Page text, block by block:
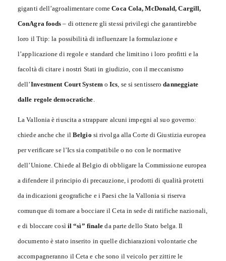
giganti dell’agroalimentare comeCoca Cola, McDonald, Cargill,
ConAgra foods – di ottenere gli stessi privilegi che garantirebbe
loro il Ttip: la possibilità di influenzare la formulazione e
l’applicazione di regole e standard che limitino i loro profitti e la
facoltà di citare i nostri Stati in giudizio, con il meccanismo
dell’Investment Court System oIcs , se si sentissero danneggiate
dalle regole democratiche
La Vallonia è riuscita a strappare alcuni impegni al suo governo:
chiede anche che il Belgio si rivolga alla Corte di Giustizia europea
per verificare se l’Ics sia compatibile o no con le normative
dell’Unione. Chiede al Belgio di obbligare la Commissione europea
a difendere il principio di precauzione, i prodotti di qualità protetti
da indicazioni geografiche e i Paesi che la Vallonia si riserva
comunque di tornare a bocciare il Ceta in sede di ratifiche nazionali,
e di bloccare così il “sì” finale da parte dello Stato belga. Il
documento è stato inserito in quelle dichiarazioni volontarie che
accompagneranno il Ceta e che sono il veicolo per zittire le